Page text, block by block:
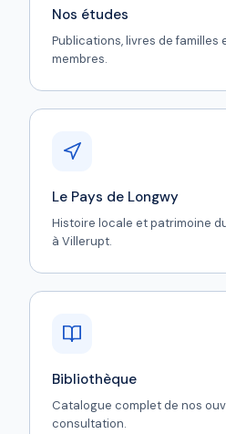
Nos études
Publications, livres de
membres.
Le Pays de Longwy
Histoire locale et patrimoine
à Villerupt.
Bibliothèque
Catalogue complet de nos
consultation.